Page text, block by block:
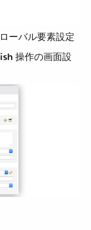
ーバル要素設定
​ 操作の画面設